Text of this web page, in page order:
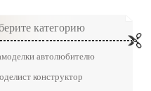
категорию
автолюбителю
конструктор